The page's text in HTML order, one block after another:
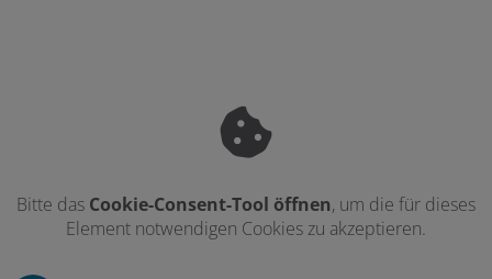
Bitte das Cookie-Consent-Tool öffnen, um die für dieses
Element notwendigen Cookies zu akzeptieren.